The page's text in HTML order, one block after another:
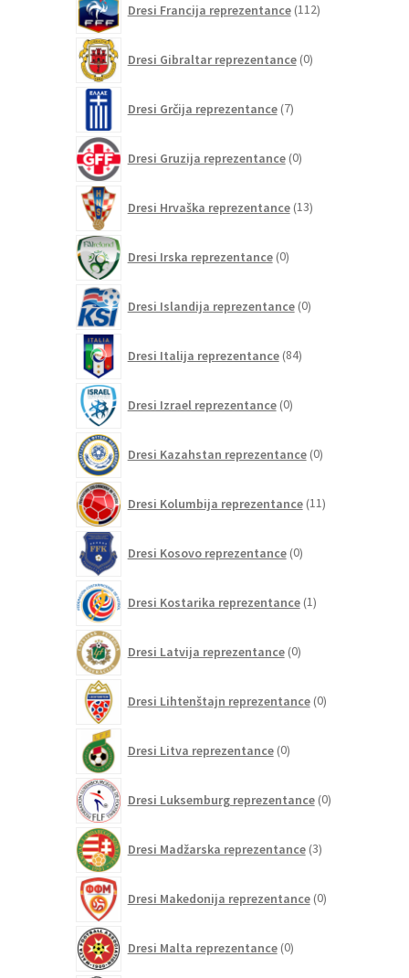
Dresi Francija reprezentance 112izdelkov
Dresi Gibraltar reprezentance 0izdelkov
Dresi Grčija reprezentance 7izdelkov
Dresi Gruzija reprezentance 0izdelkov
Dresi Hrvaška reprezentance 13izdelkov
Dresi Irska reprezentance 0izdelkov
Dresi Islandija reprezentance 0izdelkov
Dresi Italija reprezentance 84izdelkov
Dresi Izrael reprezentance 0izdelkov
Dresi Kazahstan reprezentance 0izdelkov
Dresi Kolumbija reprezentance 11izdelkov
Dresi Kosovo reprezentance 0izdelkov
Dresi Kostarika reprezentance 1izdelek
Dresi Latvija reprezentance 0izdelkov
Dresi Lihtenštajn reprezentance 0izdelkov
Dresi Litva reprezentance 0izdelkov
Dresi Luksemburg reprezentance 0izdelkov
Dresi Madžarska reprezentance 3izdelki
Dresi Makedonija reprezentance 0izdelkov
Dresi Malta reprezentance 0izdelkov